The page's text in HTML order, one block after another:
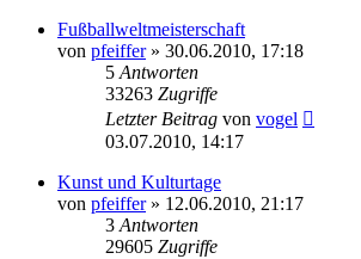
Fußballweltmeisterschaft
von pfeiffer» 30.06.2010, 17:18
5 Antworten
33263 Zugriffe
Letzter Beitrag von vogel
03.07.2010, 14:17
Kunst und Kulturtage
von pfeiffer» 12.06.2010, 21:17
3 Antworten
29605 Zugriffe